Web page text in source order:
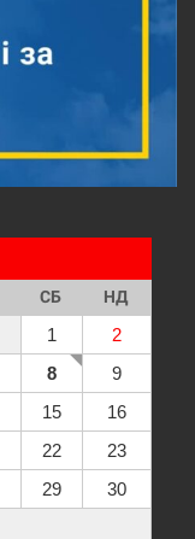
СБ НД
1
2
8
9
15
16
22
23
29
30